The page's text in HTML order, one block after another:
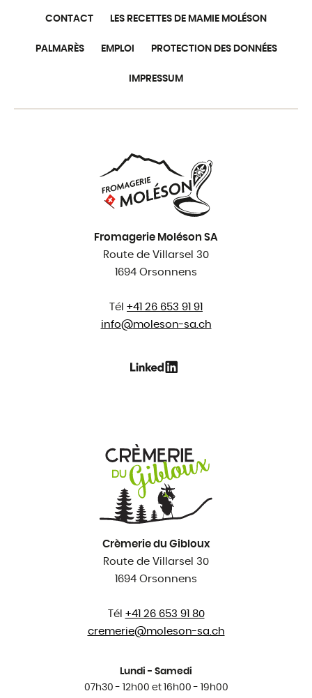
Fromagerie Moléson SA
Route de Villarsel 30
1694 Orsonnens
Tél +41 26 653 91 91
info@moleson-sa.ch
Crèmerie du Gibloux
Route de Villarsel 30
1694 Orsonnens
Tél +41 26 653 91 80
cremerie@moleson-sa.ch
Lundi - Samedi
07h30 - 12h00 et 16h00 - 19h00
CONTACT LES RECETTES DE MAMIE MOLÉSON
PALMARÈS EMPLOI PROTECTION DES DONNÉES
IMPRESSUM